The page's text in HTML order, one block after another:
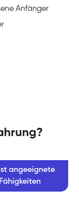
Anfänger
angeeignete
Fähigkeiten